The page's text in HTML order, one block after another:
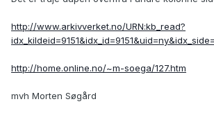
http://www.arkivverket.no/URN:kb_read?
http://home.online.no/~m-soega/127.htm
mvh Morten Søgård